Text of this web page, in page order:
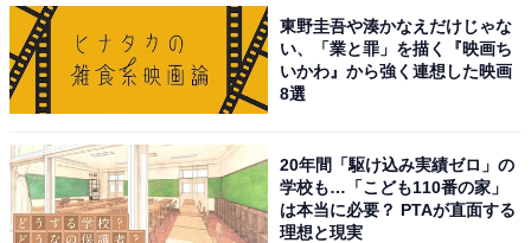
東野圭吾や湊かなえだけじゃな
い、「業と罪」を描く『映画ち
いかわ』から強く連想した映画
8選
20年間「駆け込み実績ゼロ」の
学校も…「こども110番の家」
は本当に必要？ PTAが直面する
理想と現実